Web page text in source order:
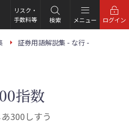
リスク・
手数料等
検索 メニュー ログイン
証券用語解説集 - な行 -
指数
300しすう